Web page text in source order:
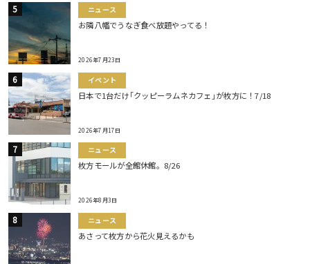
ニュース
お隣八幡でうなぎ食べ放題やってる！
2026年7月23日
イベント
日本で1台だけ｢クッピーラムネカフェ｣が枚方に！7/18
2026年7月17日
ニュース
枚方モールが全館休館。8/26
2026年8月3日
ニュース
あさって枚方から花火見えるかも